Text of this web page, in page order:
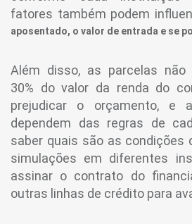
fatores também podem
aposentado, o valor de entrada e se
Além disso, as parcelas não
30% do valor da renda do
prejudicar o orçamento, e
dependem das regras de
saber quais são as condições
simulações em diferentes
assinar o contrato do
outras linhas de crédito para